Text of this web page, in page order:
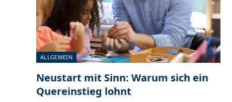
ALLGEMEIN
Neustart mit Sinn: Warum sich ein
Quereinstieg lohnt